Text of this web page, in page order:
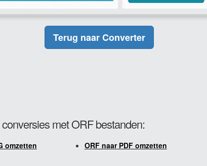
Terug naar Converter
met ORF bestanden:
omzetten
ORF naar PDF omzetten